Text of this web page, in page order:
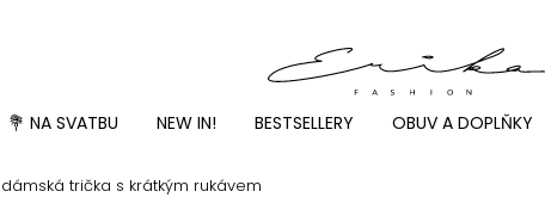
💐 NA SVATBU NEW IN! BESTSELLERY OBUV A DOPLŇKY
trička s krátkým rukávem